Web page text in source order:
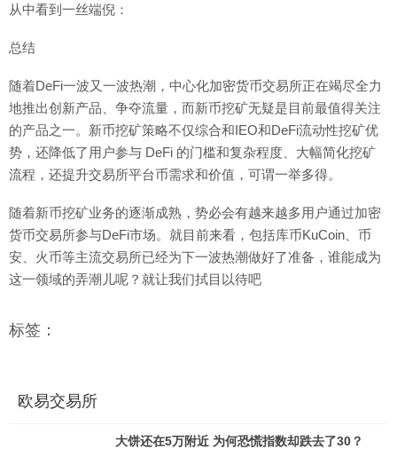
从中看到一丝端倪：
总结
随着DeFi一波又一波热潮，中心化加密货币交易所正在竭尽全力
地推出创新产品、争夺流量，而新币挖矿无疑是目前最值得关注
的产品之一。新币挖矿策略不仅综合和IEO和DeFi流动性挖矿优
势，还降低了用户参与 DeFi 的门槛和复杂程度、大幅简化挖矿
流程，还提升交易所平台币需求和价值，可谓一举多得。
随着新币挖矿业务的逐渐成熟，势必会有越来越多用户通过加密
货币交易所参与DeFi市场。就目前来看，包括库币KuCoin、币
安、火币等主流交易所已经为下一波热潮做好了准备，谁能成为
这一领域的弄潮儿呢？就让我们拭目以待吧
标签：
欧易交易所
大饼还在5万附近 为何恐慌指数却跌去了30？